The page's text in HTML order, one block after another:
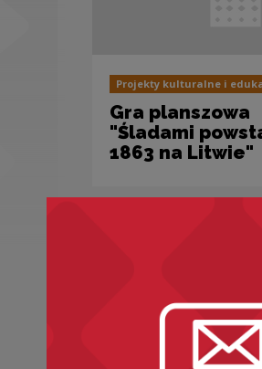
Projekty kulturalne i
Gra planszowa
"Śladami
1863 na Litwie"